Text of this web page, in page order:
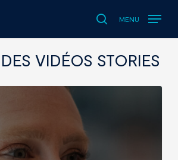
search
MENU
VIDÉOS STORIES